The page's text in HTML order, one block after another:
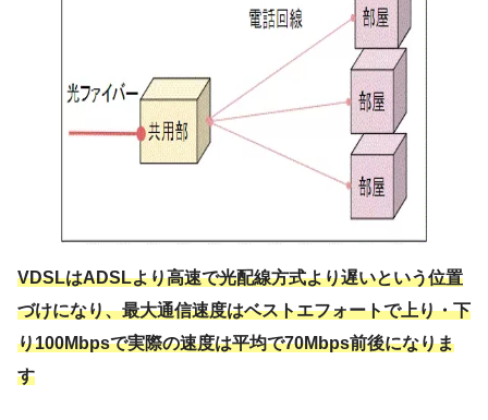
VDSLはADSLより高速で光配線方式より遅いという位置
づけになり、最大通信速度はベストエフォートで上り・下
り100Mbpsで実際の速度は平均で70Mbps前後になりま
す